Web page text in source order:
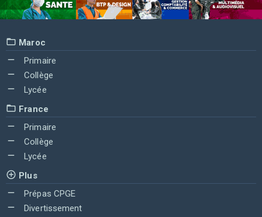
Maroc
Primaire
Collège
Lycée
France
Primaire
Collège
Lycée
Plus
Prépas CPGE
Divertissement